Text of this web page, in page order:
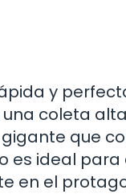
y
coleta
que
es ideal
en el